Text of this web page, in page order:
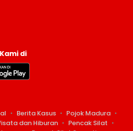
di
Berita Kasus
Pojok Madura
dan Hiburan
Pencak Silat